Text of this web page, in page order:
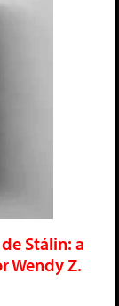
Stálin: a
Wendy Z.